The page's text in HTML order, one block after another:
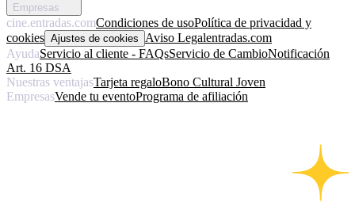
Empresas
cine.entradas.comCondiciones de usoPolítica de privacidad y
cookies Ajustes de cookies Aviso Legalentradas.com
AyudaServicio al cliente - FAQsServicio de CambioNotificación
Art. 16 DSA
Nuestras ventajasTarjeta regaloBono Cultural Joven
EmpresasVende tu eventoPrograma de afiliación